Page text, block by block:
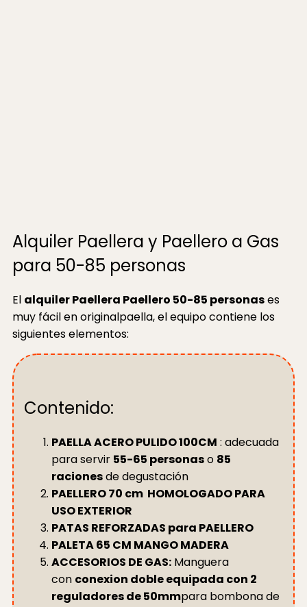
Alquiler Paellera y Paellero a Gas
para 50-85 personas
El alquiler Paellera Paellero 50-85 personases
muy fácil en originalpaella, el equipo contiene los
siguientes elementos:
Contenido:
PAELLA ACERO PULIDO 100CM : adecuada
para servir 55-65 personaso 85
racionesde degustación
PAELLERO 70 cm HOMOLOGADO PARA
USO EXTERIOR
PATAS REFORZADAS para PAELLERO
PALETA 65 CM MANGO MADERA
ACCESORIOS DE GAS: Manguera
con conexion doble equipada con 2
reguladores de 50mmpara bombona de